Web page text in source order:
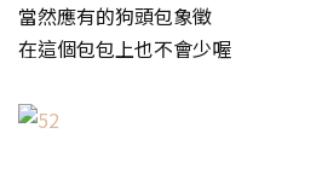
當然應有的狗頭包象徵
在這個包包上也不會少喔